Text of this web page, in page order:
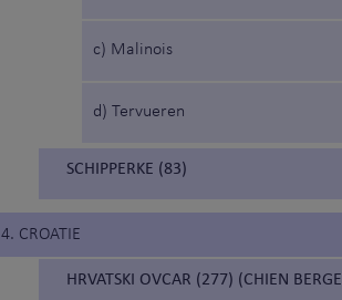
c) Malinois
d) Tervueren
SCHIPPERKE (83)
4. CROATIE
HRVATSKI OVCAR (277) (CHIEN